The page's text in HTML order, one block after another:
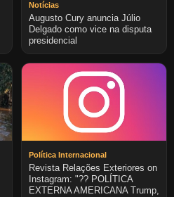
Notícias
Augusto Cury anuncia Júlio
Delgado como vice na disputa
presidencial
Política Internacional
Revista Relações Exteriores on
Instagram: "?? POLÍTICA
EXTERNA AMERICANA Trump,